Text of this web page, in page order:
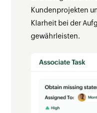
Kundenprojekten
Klarheit bei der
gewährleisten.